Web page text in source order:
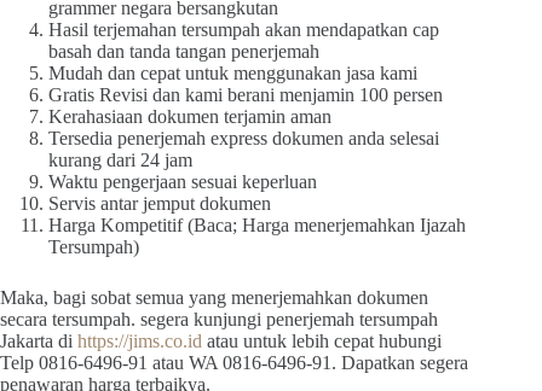
grammer negara bersangkutan
Hasil terjemahan tersumpah akan mendapatkan cap
basah dan tanda tangan penerjemah
Mudah dan cepat untuk menggunakan jasa kami
Gratis Revisi dan kami berani menjamin 100 persen
Kerahasiaan dokumen terjamin aman
Tersedia penerjemah express dokumen anda selesai
kurang dari 24 jam
Waktu pengerjaan sesuai keperluan
Servis antar jemput dokumen
Harga Kompetitif (Baca; Harga menerjemahkan Ijazah
Tersumpah)
Maka, bagi sobat semua yang menerjemahkan dokumen
secara tersumpah. segera kunjungi penerjemah tersumpah
Jakarta di https://jims.co.id atau untuk lebih cepat hubungi
Telp 0816-6496-91 atau WA 0816-6496-91. Dapatkan segera
penawaran harga terbaikya.